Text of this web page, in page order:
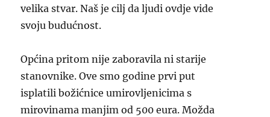
velika stvar. Naš je cilj da ljudi ovdje vide
svoju budućnost.
Općina pritom nije zaboravila ni starije
stanovnike. Ove smo godine prvi put
isplatili božićnice umirovljenicima s
mirovinama manjim od 500 eura. Možda